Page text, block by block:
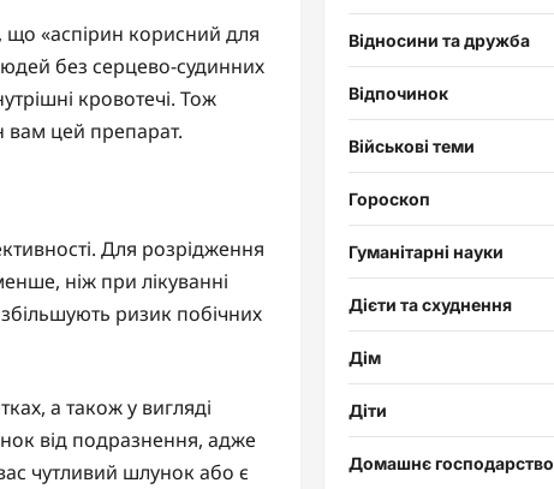
що «аспірин корисний для
без серцево-судинних
кровотечі. Тож
вам цей препарат.
Для розрідження
ніж при лікуванні
ризик побічних
а також у вигляді
від подразнення, адже
чутливий шлунок або є
Відносини та дружба
Відпочинок
Військові теми
Гороскоп
Гуманітарні науки
Дієти та схуднення
Дім
Діти
Домашнє господарство